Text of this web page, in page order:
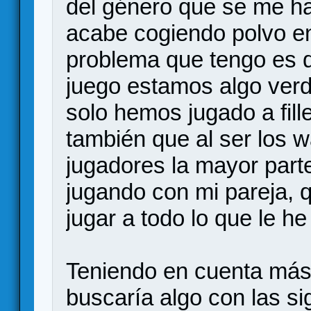
del género que se me
acabe cogiendo polvo
problema que tengo es
juego estamos algo
solo hemos jugado a
también que al ser los
jugadores la mayor
jugando con mi pareja,
jugar a todo lo que le
Teniendo en cuenta
buscaría algo con las